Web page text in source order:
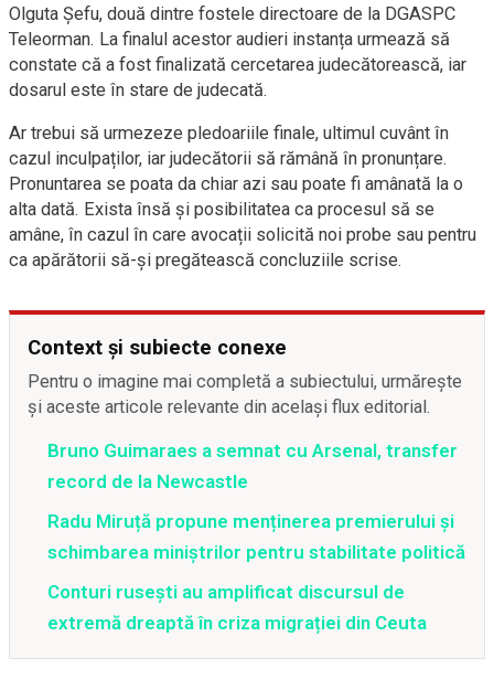
Olguta Șefu, două dintre fostele directoare de la DGASPC
Teleorman. La finalul acestor audieri instanța urmează să
constate că a fost finalizată cercetarea judecătorească, iar
dosarul este în stare de judecată.
Ar trebui să urmezeze pledoariile finale, ultimul cuvânt în
cazul inculpaților, iar judecătorii să rămână în pronunțare.
Pronuntarea se poata da chiar azi sau poate fi amânată la o
alta dată. Exista însă și posibilitatea ca procesul să se
amâne, în cazul în care avocații solicită noi probe sau pentru
ca apărătorii să-și pregătească concluziile scrise.
Context și subiecte conexe
Pentru o imagine mai completă a subiectului, urmărește
și aceste articole relevante din același flux editorial.
Bruno Guimaraes a semnat cu Arsenal, transfer
record de la Newcastle
Radu Miruță propune menținerea premierului și
schimbarea miniștrilor pentru stabilitate politică
Conturi rusești au amplificat discursul de
extremă dreaptă în criza migrației din Ceuta